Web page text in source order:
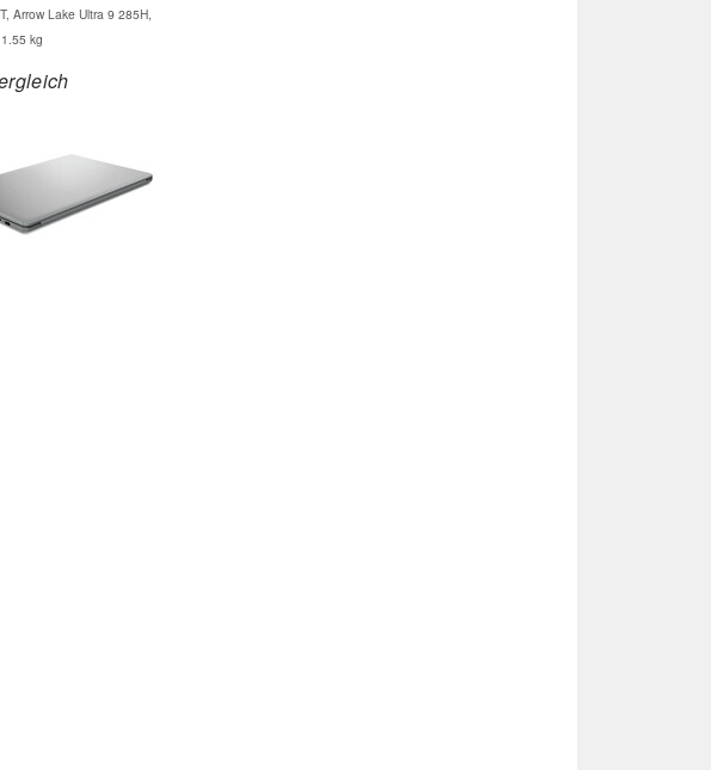
Arrow Lake Ultra 9 285H,
kg